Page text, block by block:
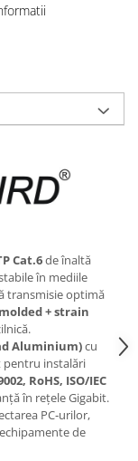
Cat.6de înaltă
în mediile
transmisie optimă
molded + strain
Aluminium)cu
pentru instalări
RoHS, ISO/IEC
în rețele Gigabit.
PC‑urilor,
de